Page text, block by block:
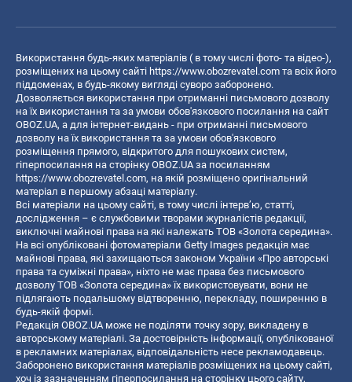
Використання будь-яких матеріалів ( в тому числі фото- та відео-),
розміщених на цьому сайті https://www.obozrevatel.com та всіх його
піддоменах, в будь-якому вигляді суворо заборонено.
Дозволяється використання при отриманні письмового дозволу
на їх використання та за умови обов'язкового посилання на сайт
OBOZ.UA, а для інтернет-видань - при отриманні письмового
дозволу на їх використання та за умови обов'язкового
розміщення прямого, відкритого для пошукових систем,
гіперпосилання на сторінку OBOZ.UA за посиланням
https://www.obozrevatel.com, на якій розміщено оригінальний
матеріал в першому абзаці матеріалу.
Всі матеріали на цьому сайті, в тому числі інтерв’ю, статті,
дослідження – є службовими творами журналістів редакції,
виключні майнові права на які належать ТОВ «Золота середина».
На всі опубліковані фотоматеріали Getty Images редакція має
майнові права, які захищаються законом України «Про авторські
права та суміжні права», ніхто не має права без письмового
дозволу ТОВ «Золота середина» їх використовувати, вони не
підлягають подальшому відтворенню, перекладу, поширенню в
будь-якій формі.
Редакція OBOZ.UA може не поділяти точку зору, викладену в
авторському матеріалі. За достовірність інформації, опублікованої
в рекламних матеріалах, відповідальність несе рекламодавець.
Заборонено використання матеріалів розміщених на цьому сайті,
хоч із зазначенням гіперпосилання на сторінку цього сайту,